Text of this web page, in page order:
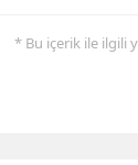
* Bu içerik ile ilgili